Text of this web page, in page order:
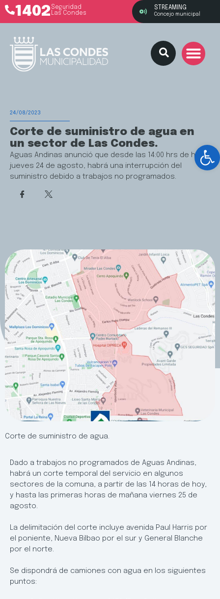
1402 Seguridad
Las Condes
STREAMING
Concejo municipal
24/08/2023
Corte de suministro de agua en
un sector de Las Condes.
Aguas Andinas anunció que desde las 14:00 hrs de hoy,
jueves 24 de agosto, habrá una interrupción del
suministro debido a trabajos no programados.
Corte de suministro de agua.
Dado a trabajos no programados de Aguas Andinas,
habrá un corte temporal del servicio en algunos
sectores de la comuna, a partir de las 14 horas de hoy,
y hasta las primeras horas de mañana viernes 25 de
agosto.
La delimitación del corte incluye avenida Paul Harris por
el poniente, Nueva Bilbao por el sur y General Blanche
por el norte.
Se dispondrá de camiones con agua en los siguientes
puntos: